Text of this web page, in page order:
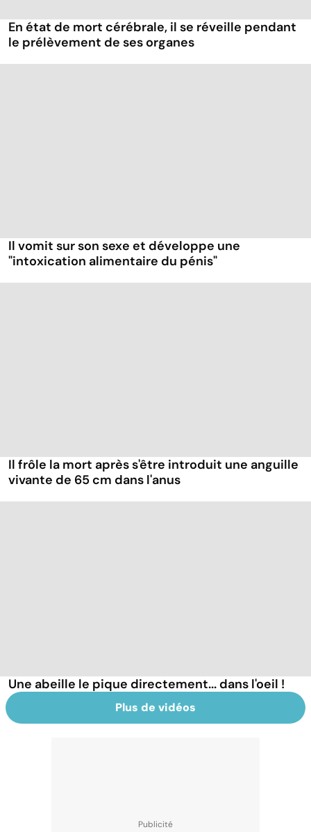
En état de mort cérébrale, il se réveille pendant
le prélèvement de ses organes
Il vomit sur son sexe et développe une
"intoxication alimentaire du pénis"
Il frôle la mort après s'être introduit une anguille
vivante de 65 cm dans l'anus
Une abeille le pique directement... dans l'oeil !
Plus de vidéos